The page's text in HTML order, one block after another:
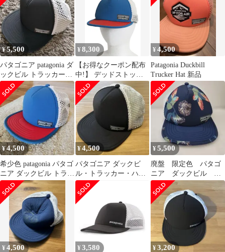
¥5,500
パタゴニア patagonia ダ
ックビル トラッカーハ
ット
¥8,300
【お得なクーポン配布
中!】 デッドストック
パタゴニア ダックビル
トラッカー ハット / フ
リーサイズ アウトドア
帽子 ベースボール メッ
シュ キャップ トリコカ
ラー
¥4,500
Patagonia Duckbill
Trucker Hat 新品
¥4,500
希少色 patagonia パタゴ
ニア ダックビル トラッ
カー ハット キャップ
¥4,500
パタゴニア ダックビ
ル・トラッカー・ハッ
ト
¥5,500
廃盤 限定色 パタゴ
ニア ダックビル キ
ャップ 鳥 オウム
パロット メッシュ
¥4,500 ¥ 3,580 ¥3,200